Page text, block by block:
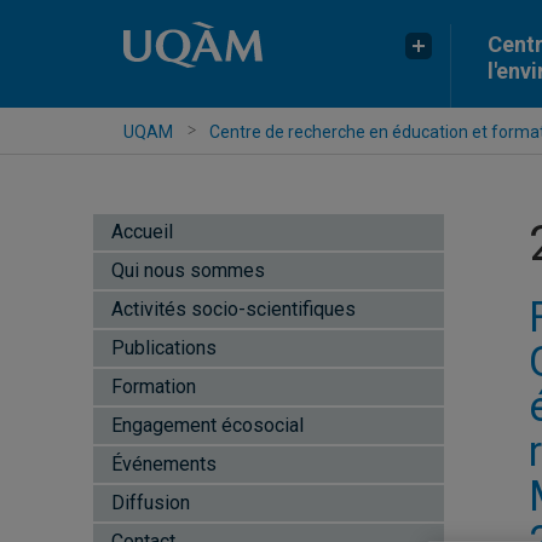
UQAM Centre de recherche en éducation et
Accueil
Qui nous sommes
Activités socio-scientifiques
Publications
Formation
Engagement écosocial
Événements
Diffusion